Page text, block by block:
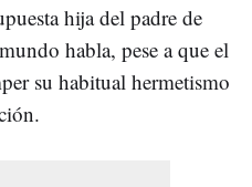
hija del padre de
habla, pese a que el
su habitual hermetismo